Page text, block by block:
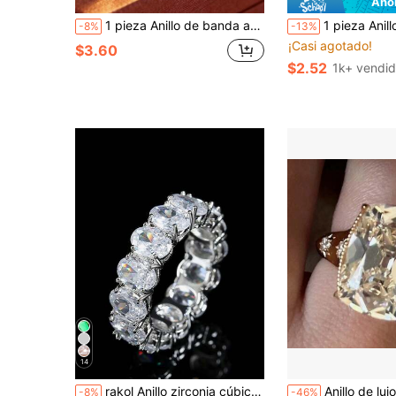
-8% 1 pieza Anillo de banda ancha de lujo y moda con tejido geométrico de rombos, patrón de cruz hueco de doble capa, elegante y versátil anillo decorativo para mujer
$3.60
-13% 1 pieza Anillo de piedra de luna falsa minimalista, exquisito y único, adecuado para el uso diario, salidas casuales, fiestas,
¡Casi agotado!
$2.52 1k+
14
-8% rakol Anillo zirconia cúbica adorno para mujeres para fiesta banquete boda -46% Anillo de lujo para mujer con forma de cojín, circonita